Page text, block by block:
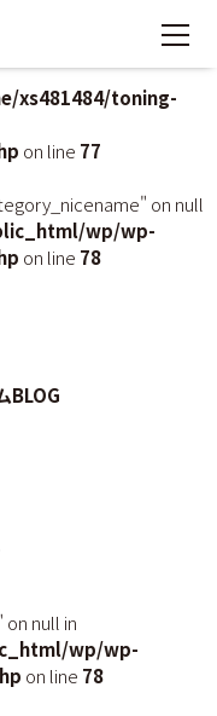
xs481484/toning-
on line 77
on null
wp/wp-
on line 78
BLOG
null in
wp/wp-
on line 78